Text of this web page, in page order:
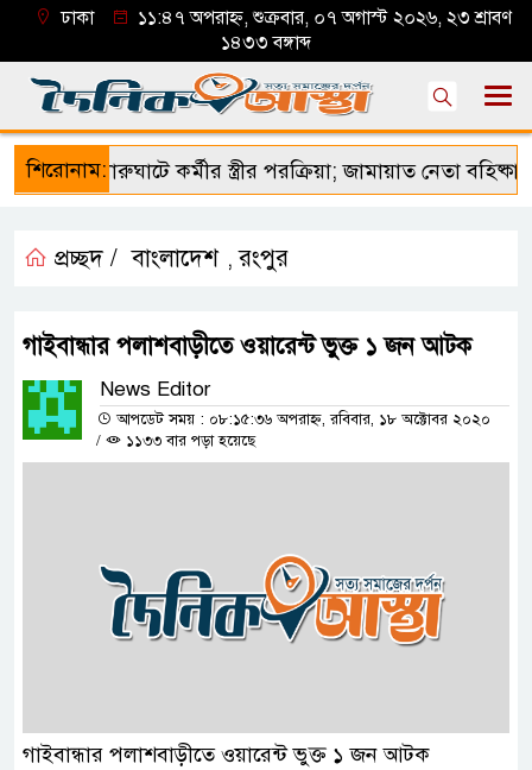
ঢাকা
১১:৪৭ অপরাহ্ন, শুক্রবার, ০৭ অগাস্ট ২০২৬, ২৩ শ্রাবণ
১৪৩৩ বঙ্গাব্দ
শিরোনাম:
চুনারুঘাটে কর্মীর স্ত্রীর পরক্রিয়া; জামায়াত নেতা বহিষ্কার
প্রচ্ছদ / বাংলাদেশ ,রংপুর
গাইবান্ধার পলাশবাড়ীতে ওয়ারেন্ট ভুক্ত ১ জন আটক
News Editor
আপডেট সময় : ০৮:১৫:৩৬ অপরাহ্ন, রবিবার, ১৮ অক্টোবর ২০২০
/
১১৩৩ বার পড়া হয়েছে
গাইবান্ধার পলাশবাড়ীতে ওয়ারেন্ট ভুক্ত ১ জন আটক